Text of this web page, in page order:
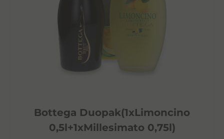
Bottega Duopak(1xLimoncino
0,5l+1xMillesimato 0,75l)